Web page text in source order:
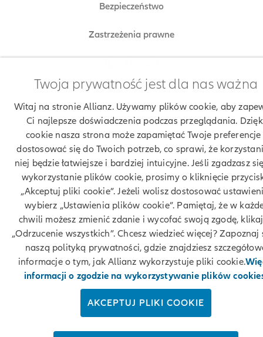
Bezpieczeństwo
Zastrzeżenia prawne
© Allianz 2026
Twoja prywatność jest dla nas ważna
Witaj na stronie Allianz. Używamy plików cookie, aby
Ci najlepsze doświadczenia podczas przeglądania.
cookie nasza strona może zapamiętać Twoje
dostosować się do Twoich potrzeb, co sprawi, że
niej będzie łatwiejsze i bardziej intuicyjne. Jeśli zgadzasz
wykorzystanie plików cookie, prosimy o kliknięcie
„Akceptuj pliki cookie”. Jeżeli wolisz dostosować
wybierz „Ustawienia plików cookie”. Pamiętaj, że w
chwili możesz zmienić zdanie i wycofać swoją zgodę,
„Odrzucenie wszystkich”. Chcesz wiedzieć więcej? Zapoznaj
naszą polityką prywatności, gdzie znajdziesz
informacje o tym, jak Allianz wykorzystuje pliki cookie.
informacji o zgodzie na wykorzystywanie plików
AKCEPTUJ PLIKI COOKIE